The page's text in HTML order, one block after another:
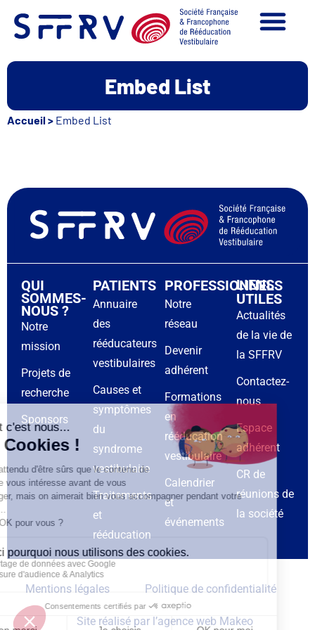
Embed List
Accueil> Embed List
QUI
SOMMES-
NOUS ?
Notre
mission
Projets de
recherche
Sponsors
PATIENTS
Annuaire
des
rééducateurs
vestibulaires
Causes et
symptômes
du
syndrome
vestibulaire
Traitements
et
rééducation
PROFESSIONNELS
Notre
réseau
Devenir
adhérent
Formations
en
rééducation
vestibulaire
Calendrier
et
événements
LIENS
UTILES
Actualités
de la vie de
la SFFRV
Contactez-
nous
Espace
adhérent
CR de
réunions de
la société
Mentions légales Politique de confidentialité
Site réalisé par l’agence web Makeo